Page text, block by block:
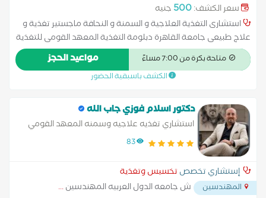
سعر الكشف:500 جنيه
استشارى التغذية العلاجية و السمنة و النحافة ماجستير تغذية و
علاج طبيعى جامعة القاهرة دبلومة التغذية المعهد القومى للتغذية
هيئة المعاهد التعليمية البورد الامريكى للتغذية العلاجية و علاج
امراض السمنة و النحافة
متاحة بكرة من 7:00 مساءً مواعيد الحجز
الكشف باسبقية الحضور
دكتور اسلام فوزي جاب الله
استشاري تغذيه علاجيه وسمنه المعهد القومي
للجهاز الحركي العصبي
83
إستشاري تخصص تخسيس وتغذية
المهندسين ش جامعه الدول العربيه المهندسين...